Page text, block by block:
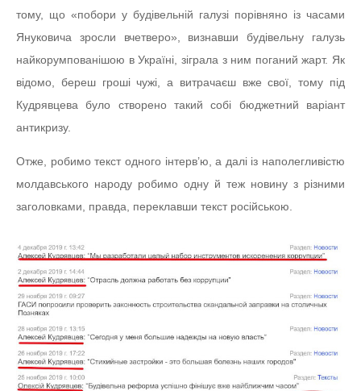
тому, що «побори у будівельній галузі порівняно із часами
Януковича зросли вчетверо», визнавши будівельну галузь
найкорумпованішою в Україні, зіграла з ним поганий жарт. Як
відомо, береш гроші чужі, а витрачаєш вже свої, тому під
Кудрявцева було створено такий собі бюджетний варіант
антикризу.
Отже, робимо текст одного інтерв’ю, а далі із наполегливістю
молдавського народу робимо одну й теж новину з різними
заголовками, правда, переклавши текст російською.